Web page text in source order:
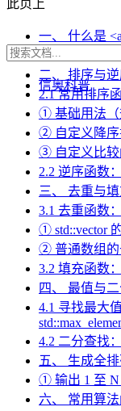
信奥科普
此页上
一、 什么是
1.1 不同容器
二、 排序与逆
2.1 常用排序
① 基础用法（
② 自定义降序
③ 自定义比较
2.2 逆序函数：
三、 去重与
3.1 去重函数
① std::vector
② 普通数组的
3.2 填充函数
四、 最值与
4.1 寻找最大
4.2 二分查找
五、 生成全排
① 输出 1 至 N
六、 常用算